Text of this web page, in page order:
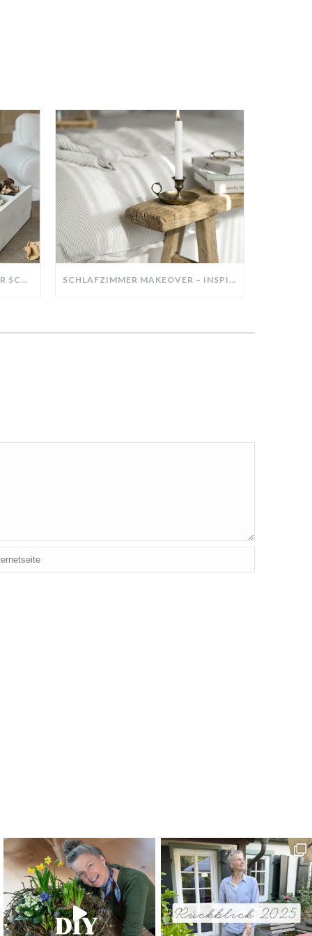
DIY-DEKO-TABLETT AUS ALTER SCHUBLADE – NACHHALTIGE HERBSTDEKO SELBER MACHEN! SCHLAFZIMMER MAKEOVER – INSPIRATION FÜR DEIN SCHLAFZIMMER: AUS ALT MACH NEU – HELL, GEMÜTLICH UND EINLADEND